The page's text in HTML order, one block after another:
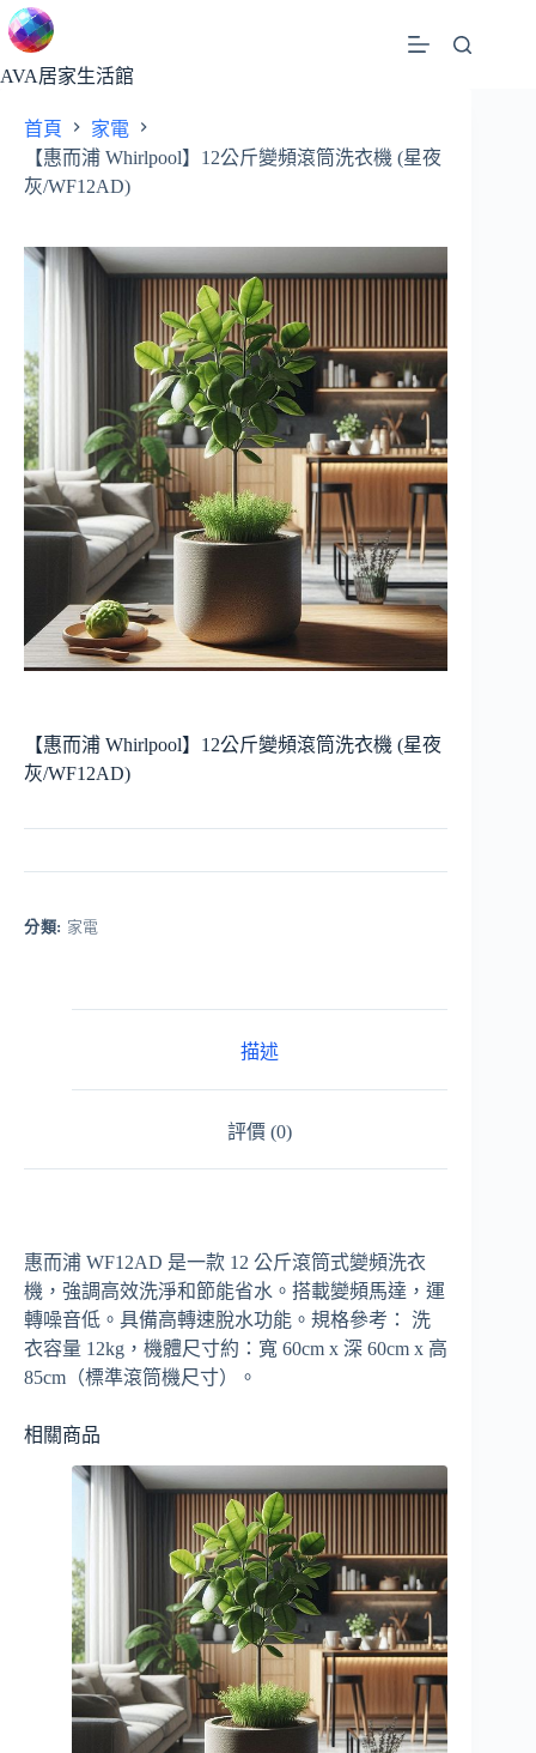
跳
至
主
AVA居家生活館
首頁
家電
【惠而浦 Whirlpool】12公斤變頻滾筒洗衣機 (星夜
灰/WF12AD)
【惠而浦 Whirlpool】12公斤變頻滾筒洗衣機 (星夜
灰/WF12AD)
分類: 家電
描述
評價 (0)
惠而浦 WF12AD 是一款 12 公斤滾筒式變頻洗衣
機，強調高效洗淨和節能省水。搭載變頻馬達，運
轉噪音低。具備高轉速脫水功能。規格參考： 洗
衣容量 12kg，機體尺寸約：寬 60cm x 深 60cm x 高
85cm（標準滾筒機尺寸）。
相關商品